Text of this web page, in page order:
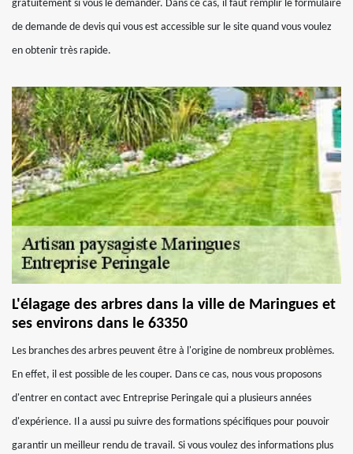
gratuitement si vous le demander. Dans ce cas, il faut remplir le formulaire
de demande de devis qui vous est accessible sur le site quand vous voulez
en obtenir très rapide.
L'élagage des arbres dans la ville de Maringues et
ses environs dans le 63350
Les branches des arbres peuvent être à l'origine de nombreux problèmes.
En effet, il est possible de les couper. Dans ce cas, nous vous proposons
d'entrer en contact avec Entreprise Peringale qui a plusieurs années
d'expérience. Il a aussi pu suivre des formations spécifiques pour pouvoir
garantir un meilleur rendu de travail. Si vous voulez des informations plus